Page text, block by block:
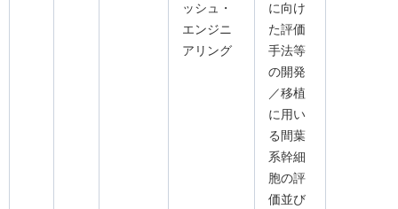
ッシュ・
エンジニ
アリング
に向け
た評価
手法等
の開発
／移植
に用い
る間葉
系幹細
胞の評
価並び